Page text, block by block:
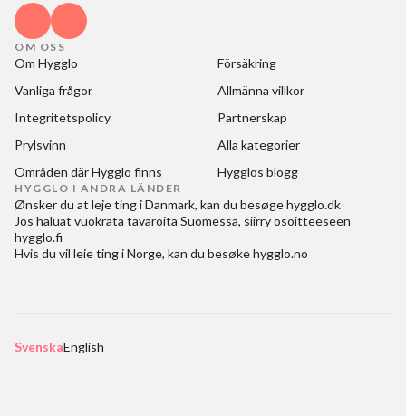
OM OSS
Om Hygglo
Försäkring
Vanliga frågor
Allmänna villkor
Integritetspolicy
Partnerskap
Prylsvinn
Alla kategorier
Områden där Hygglo finns
Hygglos blogg
HYGGLO I ANDRA LÄNDER
Ønsker du at leje ting i Danmark, kan du besøgehygglo.dk
Jos haluat vuokrata tavaroita Suomessa, siirry osoitteeseen
hygglo.fi
Hvis du vil leie ting i Norge, kan du besøkehygglo.no
SvenskaEnglish